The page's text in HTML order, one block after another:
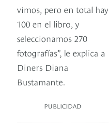
vimos, pero en total hay
100 en el libro, y
seleccionamos 270
fotografías”, le explica a
Diners Diana
Bustamante.
PUBLICIDAD